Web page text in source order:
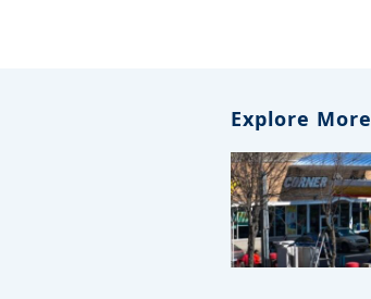
Explore More